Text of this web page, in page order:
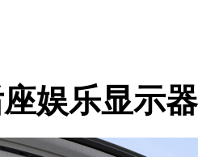
娱乐显示器